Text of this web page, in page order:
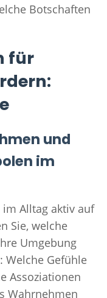
Botschaften
für
und
im
Alltag aktiv auf
Sie, welche
Umgebung
Welche Gefühle
Assoziationen
Wahrnehmen